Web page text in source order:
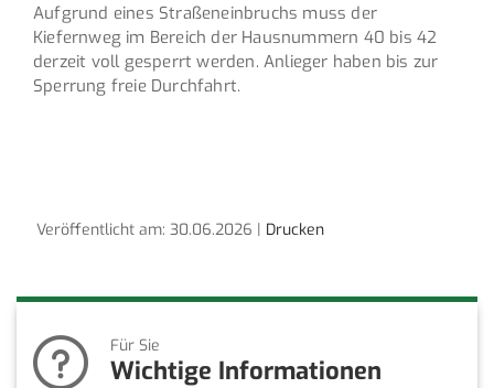
Aufgrund eines Straßeneinbruchs muss der
Kiefernweg im Bereich der Hausnummern 40 bis 42
derzeit voll gesperrt werden. Anlieger haben bis zur
Sperrung freie Durchfahrt.
Veröffentlicht am: 30.06.2026 | Drucken
Für Sie
Wichtige Informationen